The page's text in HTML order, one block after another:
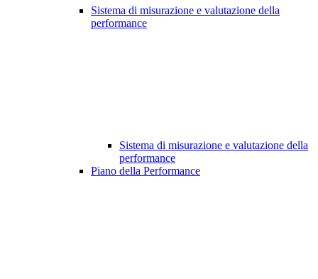
Sistema di misurazione e valutazione della
performance
Sistema di misurazione e valutazione della
performance
Piano della Performance